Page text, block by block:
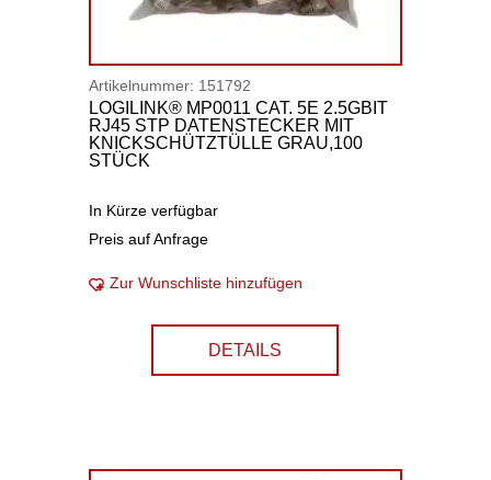
Artikelnummer: 151792
LOGILINK® MP0011 CAT. 5E 2.5GBIT
RJ45 STP DATENSTECKER MIT
KNICKSCHÜTZTÜLLE GRAU,100
STÜCK
In Kürze verfügbar
Preis auf Anfrage
Zur Wunschliste hinzufügen
DETAILS